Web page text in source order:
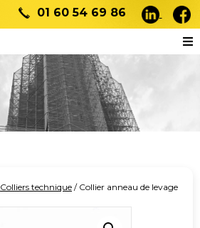
01 60 54 69 86
Colliers technique / Collier anneau de levage